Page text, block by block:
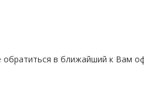
в ближайший к Вам